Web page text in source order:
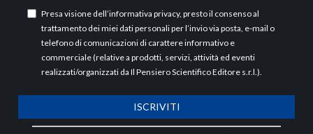
Presa visione dell’informativa privacy, presto il consenso al
trattamento dei miei dati personali per l’invio via posta, e-mail o
telefono di comunicazioni di carattere informativo e
commerciale (relative a prodotti, servizi, attività ed eventi
realizzati/organizzati da Il Pensiero Scientifico Editore s.r.l.).
ISCRIVITI